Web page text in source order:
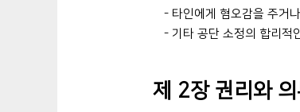
- 타인에게 혐오감을 주거
- 기타 공단 소정의 합리적
제 2장 권리와